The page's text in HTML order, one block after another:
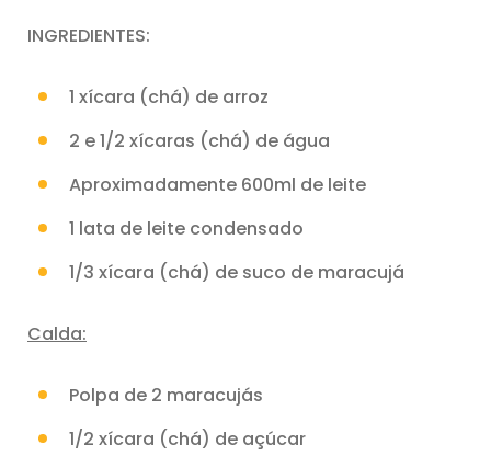
INGREDIENTES:
1 xícara (chá) de arroz
2 e 1/2 xícaras (chá) de água
Aproximadamente 600ml de leite
1 lata de leite condensado
1/3 xícara (chá) de suco de maracujá
Calda:
Polpa de 2 maracujás
1/2 xícara (chá) de açúcar